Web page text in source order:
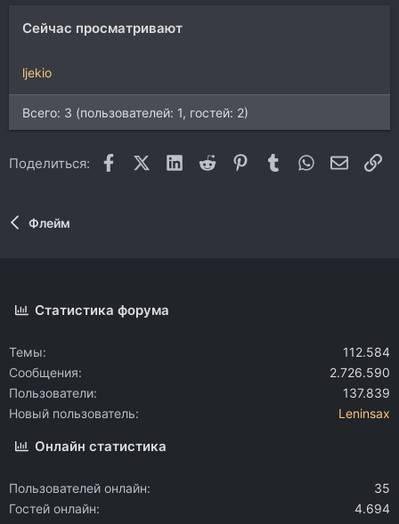
Сейчас просматривают
ljekio
Всего: 3 (пользователей: 1, гостей: 2)
Поделиться: FacebookX (Twitter)
LinkedIn
Reddit Pinterest
Tumblr WhatsApp
Флейм
Статистика форума
Темы
112.584
Сообщения
2.726.590
Пользователи
137.839
Новый пользователь
Leninsax
Онлайн статистика
Пользователей онлайн
35
Гостей онлайн
4.694